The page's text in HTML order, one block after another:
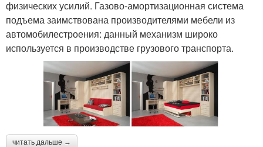
физических усилий. Газово-амортизационная система
подъема заимствована производителями мебели из
автомобилестроения: данный механизм широко
используется в производстве грузового транспорта.
читать дальше →